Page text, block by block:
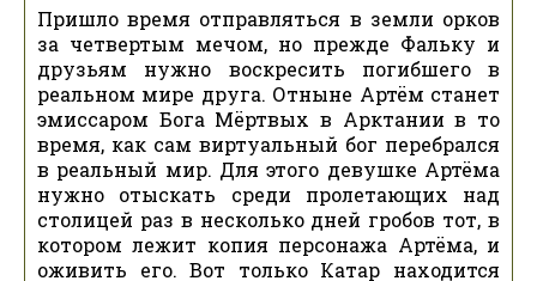
Пришло время отправляться в земли орков
за четвертым мечом, но прежде Фальку и
друзьям нужно воскресить погибшего в
реальном мире друга. Отныне Артём станет
эмиссаром Бога Мёртвых в Арктании в то
время, как сам виртуальный бог перебрался
в реальный мир. Для этого девушке Артёма
нужно отыскать среди пролетающих над
столицей раз в несколько дней гробов тот, в
котором лежит копия персонажа Артёма, и
оживить его. Вот только Катар находится